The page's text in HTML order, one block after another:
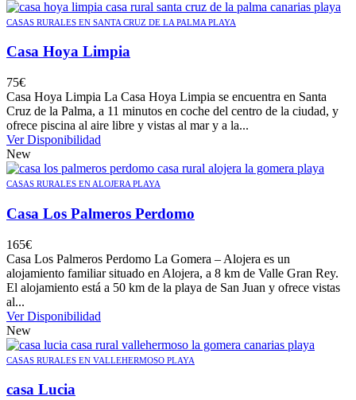
CASAS RURALES EN SANTA CRUZ DE LA PALMA PLAYA
Casa Hoya Limpia
75€
Casa Hoya Limpia La Casa Hoya Limpia se encuentra en Santa
Cruz de la Palma, a 11 minutos en coche del centro de la ciudad, y
ofrece piscina al aire libre y vistas al mar y a la...
Ver Disponibilidad
New
CASAS RURALES EN ALOJERA PLAYA
Casa Los Palmeros Perdomo
165€
Casa Los Palmeros Perdomo La Gomera – Alojera es un
alojamiento familiar situado en Alojera, a 8 km de Valle Gran Rey.
El alojamiento está a 50 km de la playa de San Juan y ofrece vistas
al...
Ver Disponibilidad
New
CASAS RURALES EN VALLEHERMOSO PLAYA
casa Lucia